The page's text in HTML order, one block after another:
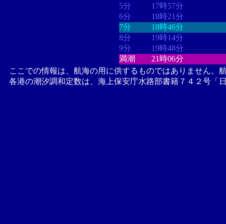
5分
17時57分
6分
18時21分
7分
18時46分
8分
19時14分
9分
19時48分
満潮
21時06分
ここでの情報は、航海の用に供するものではありません。
各港の潮汐調和定数は、海上保安庁水路部書籍７４２号「